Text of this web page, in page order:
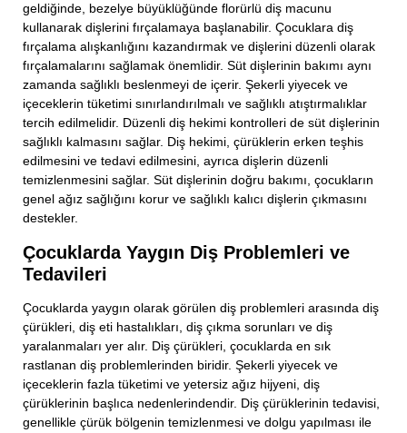
geldiğinde, bezelye büyüklüğünde florürlü diş macunu
kullanarak dişlerini fırçalamaya başlanabilir. Çocuklara diş
fırçalama alışkanlığını kazandırmak ve dişlerini düzenli olarak
fırçalamalarını sağlamak önemlidir. Süt dişlerinin bakımı aynı
zamanda sağlıklı beslenmeyi de içerir. Şekerli yiyecek ve
içeceklerin tüketimi sınırlandırılmalı ve sağlıklı atıştırmalıklar
tercih edilmelidir. Düzenli diş hekimi kontrolleri de süt dişlerinin
sağlıklı kalmasını sağlar. Diş hekimi, çürüklerin erken teşhis
edilmesini ve tedavi edilmesini, ayrıca dişlerin düzenli
temizlenmesini sağlar. Süt dişlerinin doğru bakımı, çocukların
genel ağız sağlığını korur ve sağlıklı kalıcı dişlerin çıkmasını
destekler.
Çocuklarda Yaygın Diş Problemleri ve
Tedavileri
Çocuklarda yaygın olarak görülen diş problemleri arasında diş
çürükleri, diş eti hastalıkları, diş çıkma sorunları ve diş
yaralanmaları yer alır. Diş çürükleri, çocuklarda en sık
rastlanan diş problemlerinden biridir. Şekerli yiyecek ve
içeceklerin fazla tüketimi ve yetersiz ağız hijyeni, diş
çürüklerinin başlıca nedenlerindendir. Diş çürüklerinin tedavisi,
genellikle çürük bölgenin temizlenmesi ve dolgu yapılması ile